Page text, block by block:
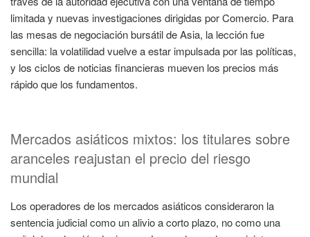
limitada y nuevas investigaciones dirigidas por Comercio. Para
las mesas de negociación bursátil de Asia, la lección fue
sencilla: la volatilidad vuelve a estar impulsada por las políticas,
y los ciclos de noticias financieras mueven los precios más
rápido que los fundamentos.
Mercados asiáticos mixtos: los titulares sobre
aranceles reajustan el precio del riesgo
mundial
Los operadores de los mercados asiáticos consideraron la
sentencia judicial como un alivio a corto plazo, no como una